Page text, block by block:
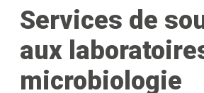
Services de
aux
microbiologie